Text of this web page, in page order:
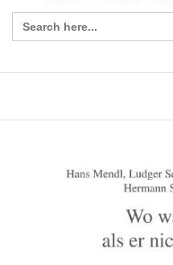
Search
for: